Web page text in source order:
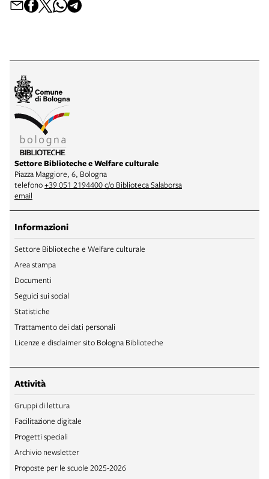
Settore Biblioteche e Welfare culturale
Piazza Maggiore, 6, Bologna
telefono+39 051 2194400 c/o Biblioteca Salaborsa
email
Informazioni
Settore Biblioteche e Welfare culturale
Area stampa
Documenti
Seguici sui social
Statistiche
Trattamento dei dati personali
Licenze e disclaimer sito Bologna Biblioteche
Attività
Gruppi di lettura
Facilitazione digitale
Progetti speciali
Archivio newsletter
Proposte per le scuole 2025-2026